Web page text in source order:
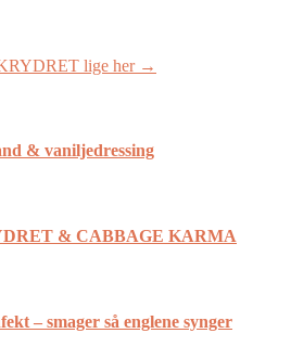
lige her →
& vaniljedressing
& CABBAGE KARMA
– smager så englene synger